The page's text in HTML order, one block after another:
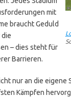
mit
braucht Geduld
– dies steht für
Barrieren.
nur an die eigene
Kämpfen